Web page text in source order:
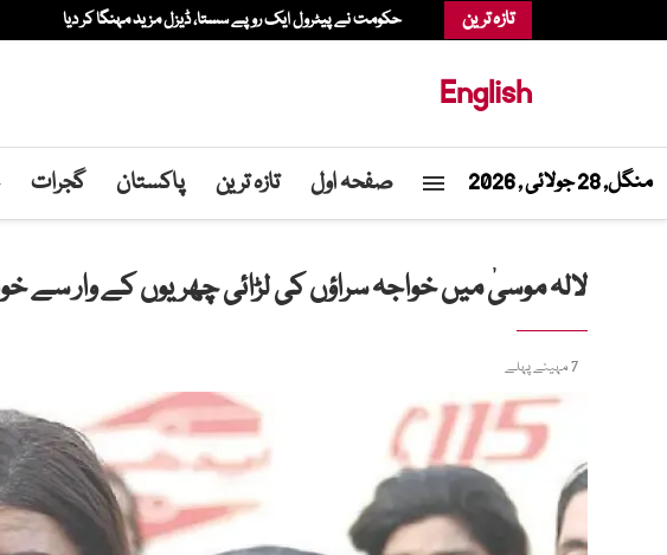
تازہ ترین حکومت نے پیٹرول ایک روپے سستا، ڈیزل مزید مہنگا کر دیا
English
منگل, 28 جولائی , 2026 صفحہ اول تازہ ترین پاکستان گجرات
لالہ موسیٰ میں خواجہ سراؤں کی لڑائی چھریوں کے وار سے
7 مہینے پہلے